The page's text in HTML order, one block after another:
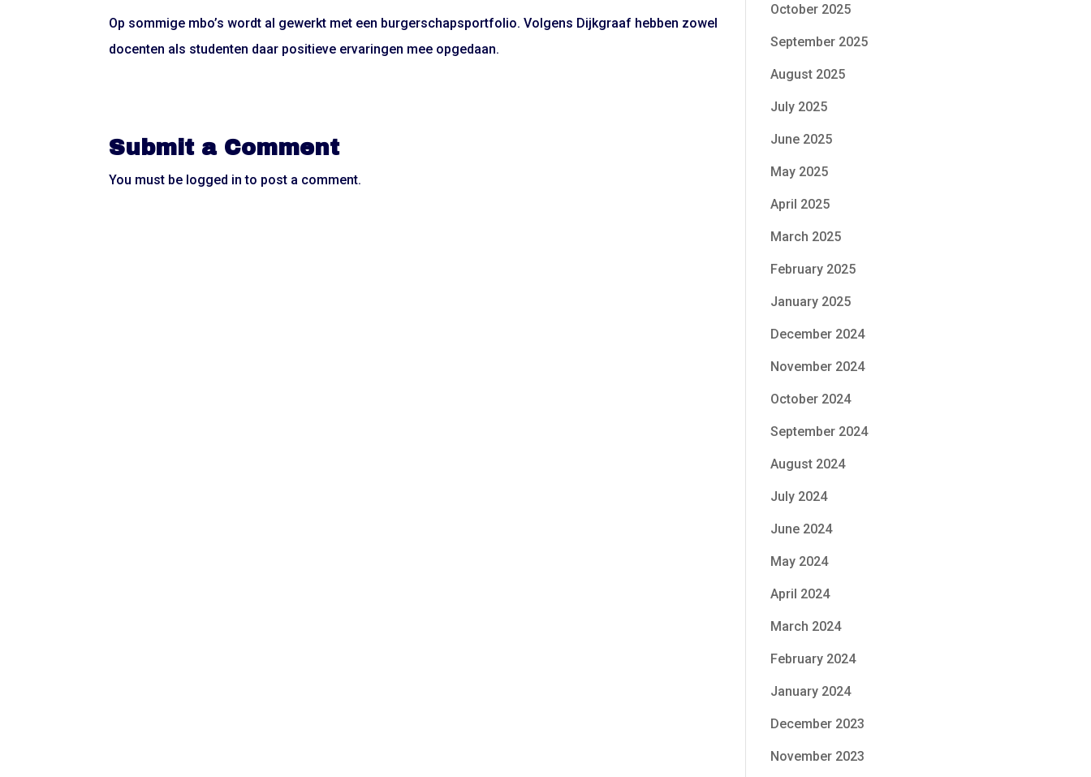
Op sommige mbo’s wordt al gewerkt met een burgerschapsportfolio. Volgens Dijkgraaf hebben zowel
docenten als studenten daar positieve ervaringen mee opgedaan.
Submit a Comment
You must be logged in to post a comment.
October 2025
September 2025
August 2025
July 2025
June 2025
May 2025
April 2025
March 2025
February 2025
January 2025
December 2024
November 2024
October 2024
September 2024
August 2024
July 2024
June 2024
May 2024
April 2024
March 2024
February 2024
January 2024
December 2023
November 2023